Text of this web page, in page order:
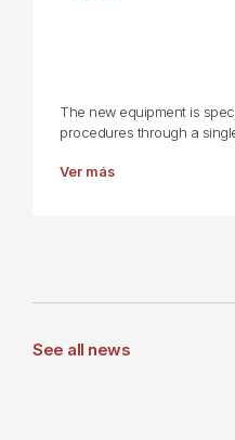
The new equipment is
procedures through a
Ver más
See all news